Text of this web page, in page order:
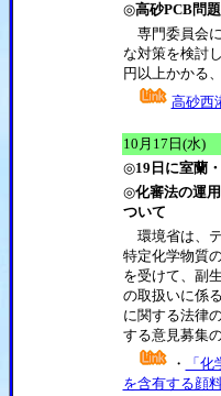
◎高砂PCB問
専門委員会
な対策を検討
円以上かかる
高砂西
10月17日(水)
◎19日に室蘭
◎化審法の運
ついて
環境省は、
特定化学物質
を受けて、副
の取扱いに係
に関する法律
する意見募集
・
「
を含有する顔